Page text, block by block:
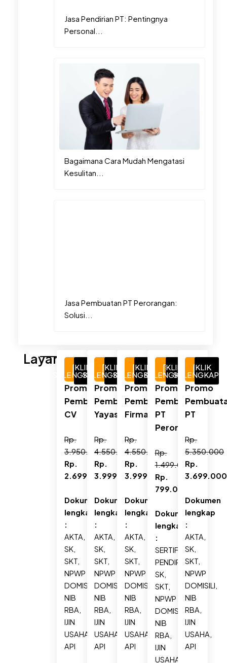
Jasa Pendirian PT: Pentingnya
Personal...
Bagaimana Cara Mudah Mengatasi
Kesulitan...
Jasa Pembuatan PT Perorangan:
Solusi...
Layanan
Promo
Pembuatan
CV
Rp.
3.950.000
Rp.
2.699.000
Dokumen
lengkap
:
AKTA,
SK,
SKT,
NPWP
DOMISILI,
NIB
RBA,
IJIN
USAHA,
API
KLIK
SELENGKAPNYA
Promo
Pembuatan
Yayasan
Rp.
4.550.000
Rp.
3.999.000
Dokumen
lengkap
:
AKTA,
SK,
SKT,
NPWP
DOMISILI,
NIB
RBA,
IJIN
USAHA,
API
KLIK
SELENGKAPNYA
Promo
Pembuatan
Firma
Rp.
4.550.000
Rp.
3.999.000
Dokumen
lengkap
:
AKTA,
SK,
SKT,
NPWP
DOMISILI,
NIB
RBA,
IJIN
USAHA,
API
KLIK
SELENGKAPNYA
Promo
Pembuatan
PT
Perorangan
Rp.
1.499.000
Rp.
799.000
Dokumen
lengkap
:
SERTIFIKAT
PENDIRIAN,
SK,
SKT,
NPWP
DOMISILI,
NIB
RBA,
IJIN
USAHA,
KLIK
SELENGKAPNYA
Promo
PT
Rp.
5.350.000
Rp.
3.699.000
Dokumen
lengkap
:
AKTA,
SK,
SKT,
NPWP
DOMISILI,
NIB
RBA,
IJIN
USAHA,
API
KLIK